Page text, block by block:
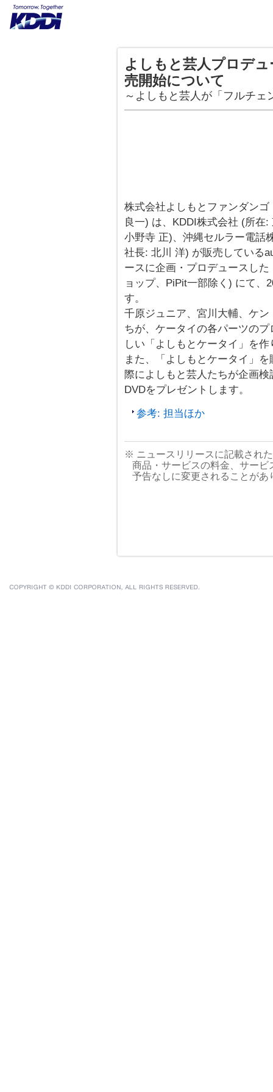
よしもと芸人プロデ
売開始について
～よしもと芸人が「フルチ
株式会社よしもとファンダン
良一) は、KDDI株式会社 (所在
小野寺 正)、沖縄セルラー電話
社長: 北川 洋) が販売している
ースに企画・プロデュースし
ョップ、PiPit一部除く) にて、
す。
千原ジュニア、宮川大輔、ケ
ちが、ケータイの各パーツの
しい「よしもとケータイ」を
また、「よしもとケータイ」
際によしもと芸人たちが企画
DVDをプレゼントします。
参考: 担当ほか
※ ニュースリリースに記載され
商品・サービスの料金、サー
予告なしに変更されることが